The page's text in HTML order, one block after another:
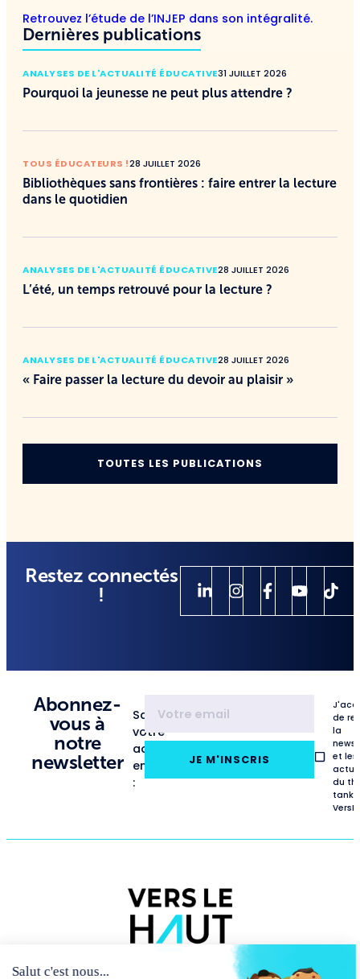
Retrouvez l’étude de l’INJEP dans son intégralité.
Dernières publications
ANALYSES DE L'ACTUALITÉ ÉDUCATIVE31 JUILLET 2026
Pourquoi la jeunesse ne peut plus attendre ?
TOUS ÉDUCATEURS !28 JUILLET 2026
Bibliothèques sans frontières : faire entrer la lecture
dans le quotidien
ANALYSES DE L'ACTUALITÉ ÉDUCATIVE28 JUILLET 2026
L’été, un temps retrouvé pour la lecture ?
ANALYSES DE L'ACTUALITÉ ÉDUCATIVE28 JUILLET 2026
« Faire passer la lecture du devoir au plaisir »
TOUTES LES PUBLICATIONS
Restez connectés
!
Abonnez-
vous à
notre
newsletter
Saisissez
votre
adresse
email
:
JE M'INSCRIS
de
la
et les
du
tank